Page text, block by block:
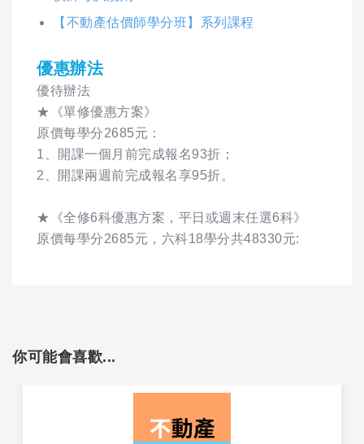
【不動產估價師學分班】系列課程
優惠辦法
優待辦法
★《單修優惠方案》
原價每學分2685元：
1、開課一個月前完成報名93折；
2、開課兩週前完成報名享95折。
★《全修6科優惠方案，平日或週末任選6科》
原價每學分2685元，六科18學分共48330元:
你可能會喜歡...